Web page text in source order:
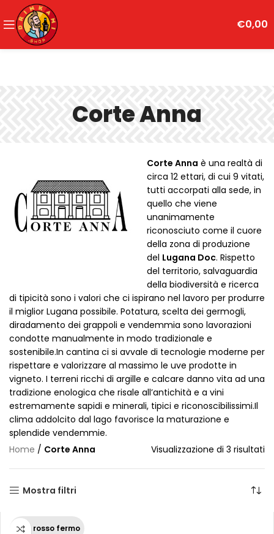
€0,00
Corte Anna
Corte Anna è una realtà di
circa 12 ettari, di cui 9 vitati,
tutti accorpati alla sede, in
quello che viene
unanimamente
riconosciuto come il cuore
della zona di produzione
del Lugana Doc. Rispetto
del territorio, salvaguardia
della biodiversità e ricerca
di tipicità sono i valori che ci ispirano nel lavoro per produrre
il miglior Lugana possibile. Potatura, scelta dei germogli,
diradamento dei grappoli e vendemmia sono lavorazioni
condotte manualmente in modo tradizionale e
sostenibile.In cantina ci si avvale di tecnologie moderne per
rispettare e valorizzare al massimo le uve prodotte in
vigneto. I terreni ricchi di argille e calcare danno vita ad una
tradizione enologica che risale all’antichità e a vini
estremamente sapidi e minerali, tipici e riconoscibilissimi.Il
clima addolcito dal lago favorisce la maturazione e
splendide vendemmie.
Home / Corte Anna Visualizzazione di 3 risultati
Mostra filtri
Vino rosso fermo